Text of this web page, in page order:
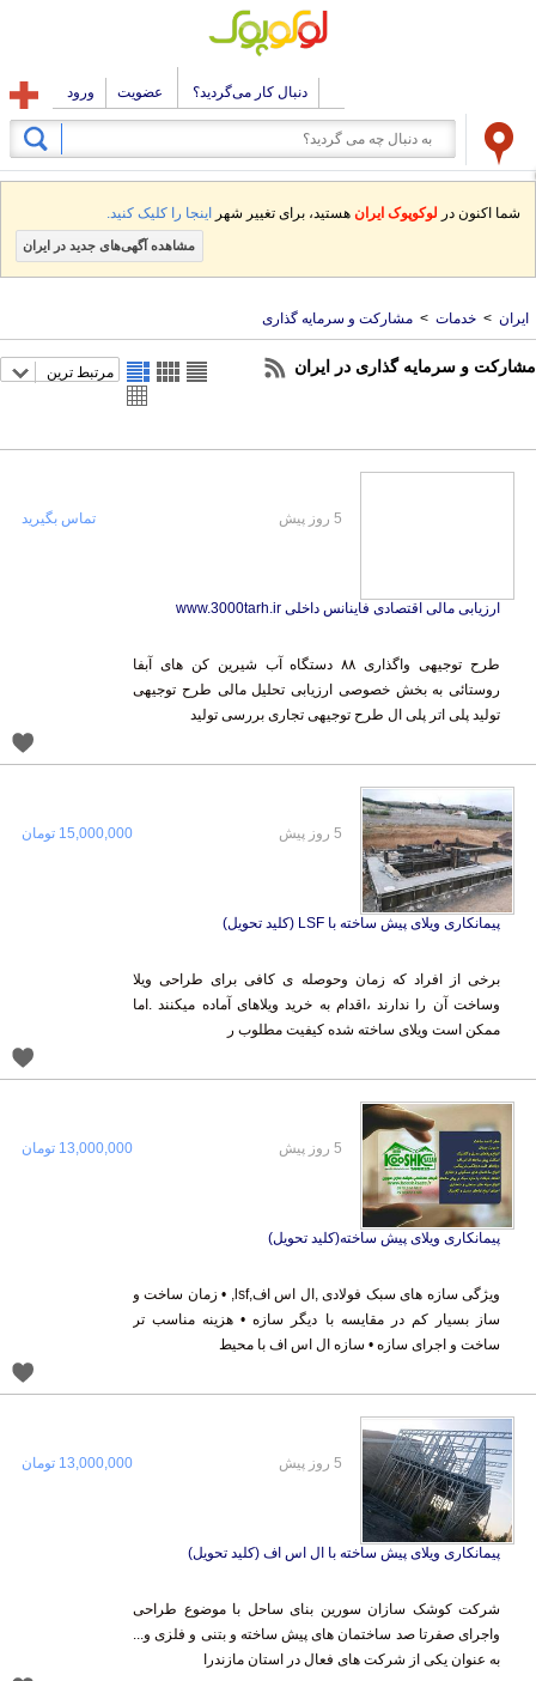
دنبال کار می‌گردید؟ عضویت ورود
شما اکنون در لوکوپوک ایران هستید، برای تغییر شهر اینجا را کلیک کنید.
مشاهده آگهی‌های جدید در ایران
ایران > خدمات > مشارکت و سرمایه گذاری
مشارکت و سرمایه گذاری در ایران مرتبط ترین
ارزیابی مالی اقتصادی فاینانس داخلی www.3000tarh.ir
طرح توجیهی واگذاری ۸۸ دستگاه آب شیرین کن های آبفا
روستائی به بخش خصوصی ارزیابی تحلیل مالی طرح توجیهی
تولید پلی اتر پلی ال طرح توجیهی تجاری بررسی تولید
5 روز پیش تماس بگیرید
پیمانکاری ویلای پیش ساخته با LSF (کلید تحویل)
برخی از افراد که زمان وحوصله ی کافی برای طراحی ویلا
وساخت آن را ندارند ،اقدام به خرید ویلاهای آماده میکنند .اما
ممکن است ویلای ساخته شده کیفیت مطلوب ر
5 روز پیش 15,000,000 تومان
پیمانکاری ویلای پیش ساخته(کلید تحویل)
ویژگی سازه های سبک فولادی ,ال اس اف,lsf, • زمان ساخت و
ساز بسیار کم در مقایسه با دیگر سازه • هزینه مناسب تر
ساخت و اجرای سازه • سازه ال اس اف با محیط
5 روز پیش 13,000,000 تومان
پیمانکاری ویلای پیش ساخته با ال اس اف (کلید تحویل)
شرکت کوشک سازان سورین بنای ساحل با موضوع طراحی
واجرای صفرتا صد ساختمان های پیش ساخته و بتنی و فلزی و...
به عنوان یکی از شرکت های فعال در استان مازندرا
5 روز پیش 13,000,000 تومان